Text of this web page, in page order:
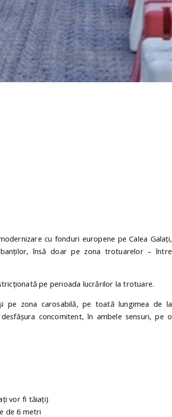
cu fonduri europene pe Calea Galați,
însă doar pe zona trotuarelor – între
pe perioada lucrărilor la trotuare.
zona carosabilă, pe toată lungimea de la
concomitent, în ambele sensuri, pe o
vor fi tăiați)
de 6 metri